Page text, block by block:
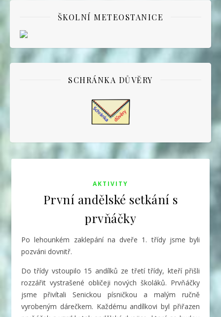
ŠKOLNÍ METEOSTANICE
SCHRÁNKA DŮVĚRY
AKTIVITY
První andělské setkání s
prvňáčky
Po lehounkém zaklepání na dveře 1. třídy jsme byli
pozváni dovnitř.
Do třídy vstoupilo 15 andílků ze třetí třídy, kteří přišli
rozzářit vystrašené obličeji nových školáků. Prvňáčky
jsme přivítali Senickou písničkou a malým ručně
vyrobeným dárečkem. Každému andílkovi byl přiřazen